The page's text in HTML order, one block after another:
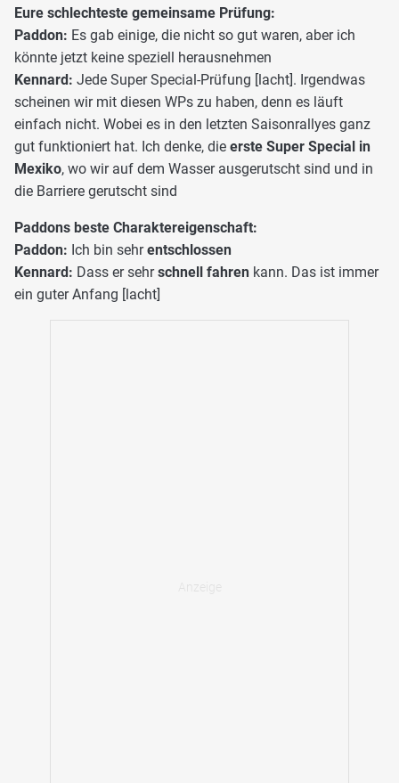
Eure schlechteste gemeinsame Prüfung:
Paddon: Es gab einige, die nicht so gut waren, aber ich
könnte jetzt keine speziell herausnehmen
Kennard: Jede Super Special-Prüfung [lacht]. Irgendwas
scheinen wir mit diesen WPs zu haben, denn es läuft
einfach nicht. Wobei es in den letzten Saisonrallyes ganz
gut funktioniert hat. Ich denke, die erste Super Special in
Mexiko, wo wir auf dem Wasser ausgerutscht sind und in
die Barriere gerutscht sind
Paddons beste Charaktereigenschaft:
Paddon: Ich bin sehrentschlossen
Kennard: Dass er sehrschnell fahren kann. Das ist immer
ein guter Anfang [lacht]